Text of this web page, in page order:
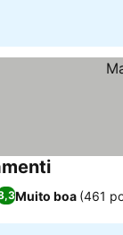
Ver preços
Muito boa (461